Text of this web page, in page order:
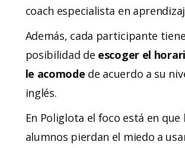
coach especialista en
Además, cada participante
posibilidad de escoger el
le acomode de acuerdo a su
inglés.
En Poliglota el foco está en que
alumnos pierdan el miedo a